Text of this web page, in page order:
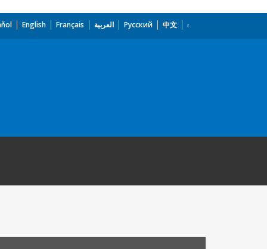
English Français العربية Русский 中文